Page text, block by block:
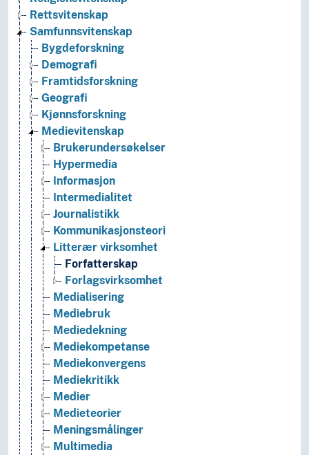
Rettsvitenskap
Samfunnsvitenskap
Bygdeforskning
Demografi
Framtidsforskning
Geografi
Kjønnsforskning
Medievitenskap
Brukerundersøkelser
Hypermedia
Informasjon
Intermedialitet
Journalistikk
Kommunikasjonsteori
Litterær virksomhet
Forfatterskap
Forlagsvirksomhet
Medialisering
Mediebruk
Mediedekning
Mediekompetanse
Mediekonvergens
Mediekritikk
Medier
Medieteorier
Meningsmålinger
Multimedia